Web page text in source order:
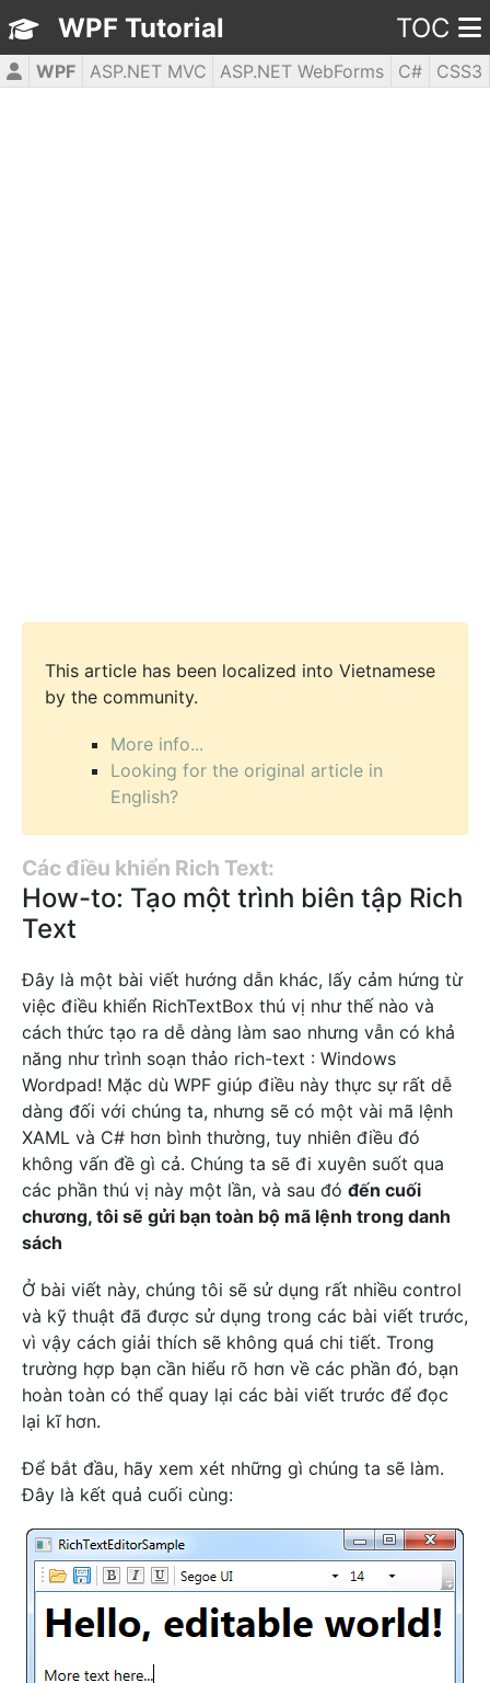
WPF Tutorial TOC
WPF ASP.NET MVC ASP.NET WebForms C#
CSS3
This article has been localized into Vietnamese
by the community.
More info...
Looking for the original article in
English?
Các điều khiển Rich Text:
How-to: Tạo một trình biên tập Rich
Text
Đây là một bài viết hướng dẫn khác, lấy cảm hứng từ
việc điều khiển RichTextBox thú vị như thế nào và
cách thức tạo ra dễ dàng làm sao nhưng vẫn có khả
năng như trình soạn thảo rich-text : Windows
Wordpad! Mặc dù WPF giúp điều này thực sự rất dễ
dàng đối với chúng ta, nhưng sẽ có một vài mã lệnh
XAML và C# hơn bình thường, tuy nhiên điều đó
không vấn đề gì cả. Chúng ta sẽ đi xuyên suốt qua
các phần thú vị này một lần, và sau đó đến cuối
chương, tôi sẽ gửi bạn toàn bộ mã lệnh trong danh
sách
Ở bài viết này, chúng tôi sẽ sử dụng rất nhiều control
và kỹ thuật đã được sử dụng trong các bài viết trước,
vì vậy cách giải thích sẽ không quá chi tiết. Trong
trường hợp bạn cần hiểu rõ hơn về các phần đó, bạn
hoàn toàn có thể quay lại các bài viết trước để đọc
lại kĩ hơn.
Để bắt đầu, hãy xem xét những gì chúng ta sẽ làm.
Đây là kết quả cuối cùng: